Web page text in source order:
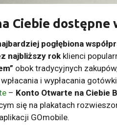
Ciebie dostępne
pogłębiona
najbliższy rok klienci
obok tradycyjnych
i wypłacania
– Konto Otwarte na Ciebie
się na plakatach
GOmobile.